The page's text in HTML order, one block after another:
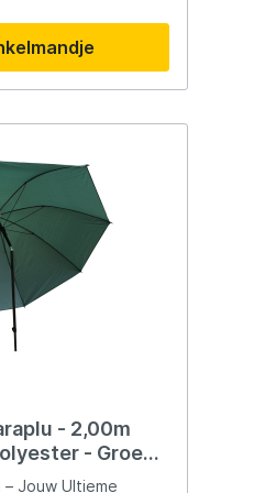
opstelling
stormpalen met
- 2,00m
- Groen -
Jouw Ultieme